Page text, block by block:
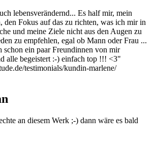
lebensverändernd... Es half mir, mein
den Fokus auf das zu richten, was ich mir in
und meine Ziele nicht aus den Augen zu
zu empfehlen, egal ob Mann oder Frau ...
schon ein paar Freundinnen von mir
alle begeistert :-) einfach top !!! <3"
testimonials/kundin-marlene/
an diesem Werk ;-) dann wäre es bald